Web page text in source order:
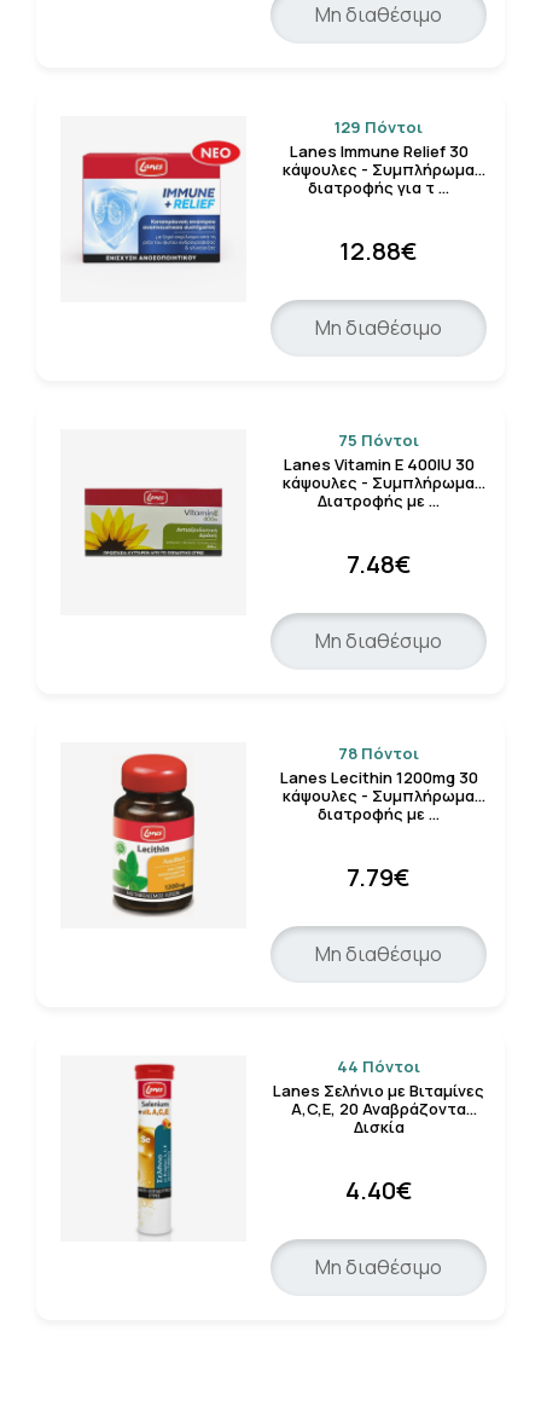
Μη διαθέσιμο
129 Πόντοι
Lanes Immune Relief 30
κάψουλες - Συμπλήρωμα
διατροφής για τ …
12.88€
Μη διαθέσιμο
75 Πόντοι
Lanes Vitamin E 400IU 30
κάψουλες - Συμπλήρωμα
Διατροφής με …
7.48€
Μη διαθέσιμο
78 Πόντοι
Lanes Lecithin 1200mg 30
κάψουλες - Συμπλήρωμα
διατροφής με …
7.79€
Μη διαθέσιμο
44 Πόντοι
Lanes Σελήνιο µε Βιταμίνες
Α,C,E, 20 Αναβράζοντα
Δισκία
4.40€
Μη διαθέσιμο